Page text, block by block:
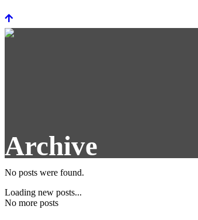
Archive
No posts were found.
Loading new posts...
No more posts